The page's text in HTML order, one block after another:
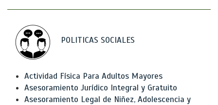
POLITICAS SOCIALES
Actividad Física Para Adultos Mayores
Asesoramiento Jurídico Integral y Gratuito
Asesoramiento Legal de Niñez, Adolescencia y